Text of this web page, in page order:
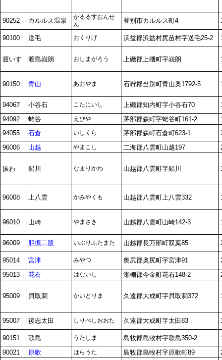
90252 カルルス温泉
かるるすおんせ
ん
登別市カルルス町4
90100 送毛 おくりげ 浜益郡浜益村尻苗村字送毛25-2
渡いす 渡島峩朗 おしまがろう 上磯郡上磯町字峩朗
90150 青山 あおやま 石狩郡当別町青山奥1792-5
94067 小谷石 こたにいし 上磯郡知内町字小谷石70
94092
蛯谷 えびや 茅部郡森町字蛯谷町161-2
94055
石倉 いしくら 茅部郡森町石倉町623-1
96006
山越 やまこし 二海郡八雲町山越197
振わ 鉛川 なまりかわ 山越郡八雲町字鉛川
96008 上八雲 かみやくも 山越郡八雲町上八雲332
96010 山崎 やまさき 山越郡八雲町山崎142-3
96009 胆振二股 いぶりふたまた 山越郡長万部町双葉85
95014 宮津 みやつ 奥尻郡奥尻町字宮津91
95013
花石 はないし 瀬棚郡今金町花石148-2
95009 貝取澗 かいとりま 久遠郡大成町字貝取澗372
95007 後志太田 しりべしおおた 久遠郡大成町字太田83
90151 歌島 うたしま 島牧郡島牧村字歌島350-2
90021
原歌 はらうた 島牧郡島牧村字原歌町89